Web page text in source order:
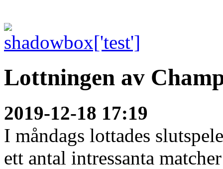
Lottningen av
2019-12-18 17:19
I måndags lottades
ett antal intressanta